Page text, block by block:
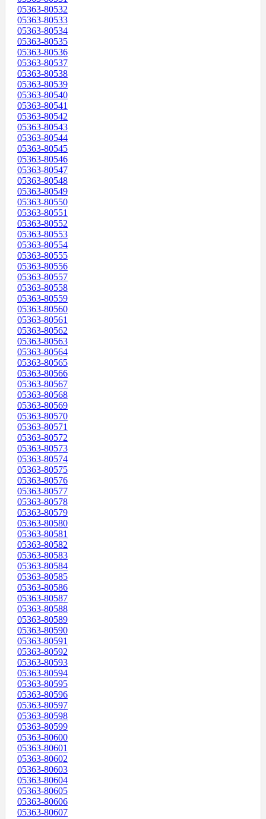
05363-80532
05363-80533
05363-80534
05363-80535
05363-80536
05363-80537
05363-80538
05363-80539
05363-80540
05363-80541
05363-80542
05363-80543
05363-80544
05363-80545
05363-80546
05363-80547
05363-80548
05363-80549
05363-80550
05363-80551
05363-80552
05363-80553
05363-80554
05363-80555
05363-80556
05363-80557
05363-80558
05363-80559
05363-80560
05363-80561
05363-80562
05363-80563
05363-80564
05363-80565
05363-80566
05363-80567
05363-80568
05363-80569
05363-80570
05363-80571
05363-80572
05363-80573
05363-80574
05363-80575
05363-80576
05363-80577
05363-80578
05363-80579
05363-80580
05363-80581
05363-80582
05363-80583
05363-80584
05363-80585
05363-80586
05363-80587
05363-80588
05363-80589
05363-80590
05363-80591
05363-80592
05363-80593
05363-80594
05363-80595
05363-80596
05363-80597
05363-80598
05363-80599
05363-80600
05363-80601
05363-80602
05363-80603
05363-80604
05363-80605
05363-80606
05363-80607